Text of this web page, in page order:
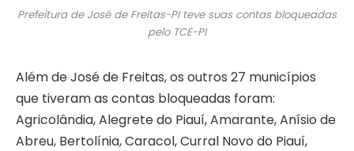
Prefeitura de José de Freitas-PI teve suas contas bloqueadas
pelo TCE-PI
Além de José de Freitas, os outros 27 municípios
que tiveram as contas bloqueadas foram:
Agricolândia, Alegrete do Piauí, Amarante, Anísio de
Abreu, Bertolínia, Caracol, Curral Novo do Piauí,